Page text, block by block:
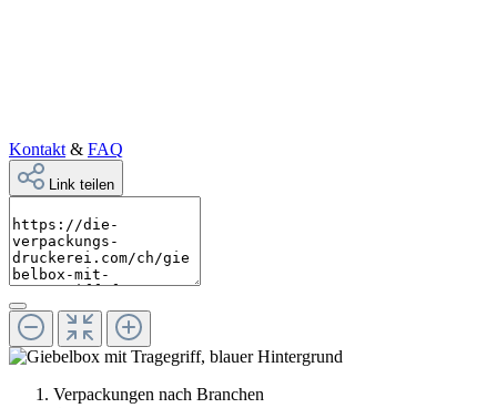
Kontakt & FAQ
Link teilen
Verpackungen nach Branchen